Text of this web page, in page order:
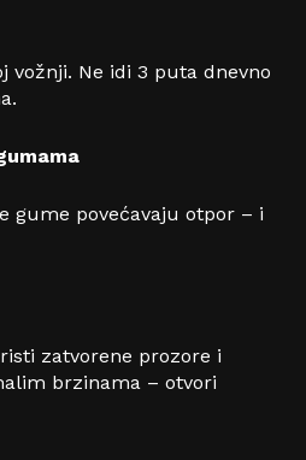
vožnji. Ne idi 3 puta dnevno
gume povećavaju otpor – i
zatvorene prozore i
brzinama – otvori